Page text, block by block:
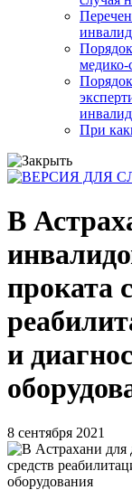
медико-
При
В
проката
и
8 сентября 2021